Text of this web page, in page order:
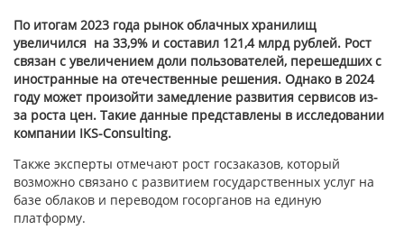
По итогам 2023 года рынок облачных хранилищ
увеличился на 33,9% и составил 121,4 млрд рублей. Рост
связан с увеличением доли пользователей, перешедших с
иностранные на отечественные решения. Однако в 2024
году может произойти замедление развития сервисов из-
за роста цен. Такие данные представлены в исследовании
компании IKS-Consulting.
Также эксперты отмечают рост госзаказов, который
возможно связано с развитием государственных услуг на
базе облаков и переводом госорганов на единую
платформу.